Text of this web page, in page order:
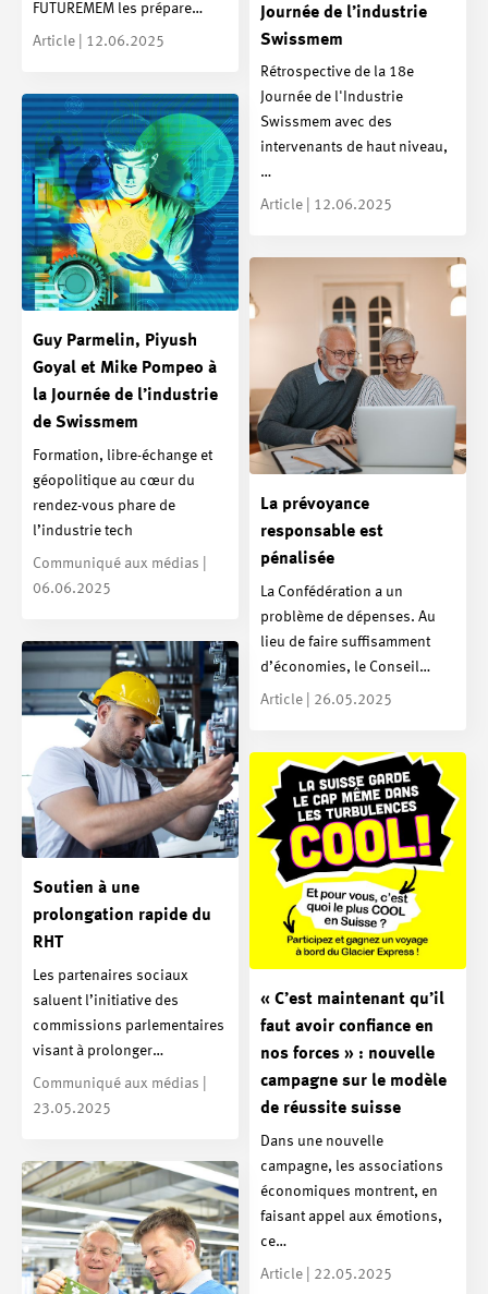
FUTUREMEM les prépare…
Article | 12.06.2025
Journée de l’industrie
Swissmem
Rétrospective de la 18e
Journée de l'Industrie
Swissmem avec des
intervenants de haut niveau,
…
Article | 12.06.2025
Guy Parmelin, Piyush
Goyal et Mike Pompeo à
la Journée de l’industrie
de Swissmem
Formation, libre-échange et
géopolitique au cœur du
rendez-vous phare de
l’industrie tech
Communiqué aux médias |
06.06.2025
La prévoyance
responsable est
pénalisée
La Confédération a un
problème de dépenses. Au
lieu de faire suffisamment
d’économies, le Conseil…
Article | 26.05.2025
Soutien à une
prolongation rapide du
RHT
Les partenaires sociaux
saluent l’initiative des
commissions parlementaires
visant à prolonger…
Communiqué aux médias |
23.05.2025
« C’est maintenant qu’il
faut avoir confiance en
nos forces » : nouvelle
campagne sur le modèle
de réussite suisse
Dans une nouvelle
campagne, les associations
économiques montrent, en
faisant appel aux émotions,
ce…
Article | 22.05.2025